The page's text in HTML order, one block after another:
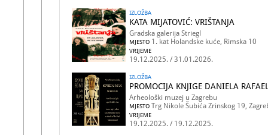
IZLOŽBA
KATA MIJATOVIĆ: VRIŠTANJA
Gradska galerija Striegl
MJESTO 1. kat Holandske kuće, Rimska 10
VRIJEME
19.12.2025. / 31.01.2026.
IZLOŽBA
PROMOCIJA KNJIGE DANIELA
Arheološki muzej u Zagrebu
MJESTO Trg Nikole Šubića Zrinskog 19,
VRIJEME
19.12.2025. / 19.12.2025.